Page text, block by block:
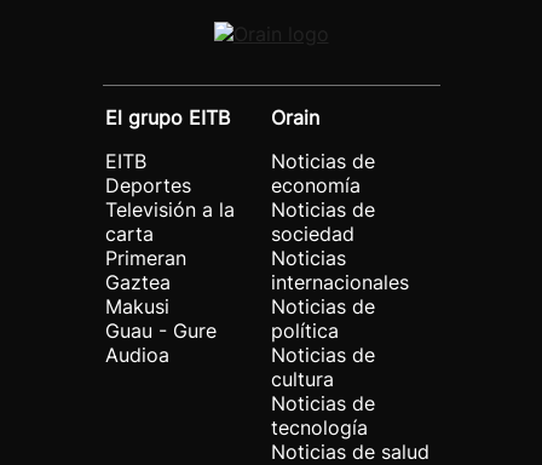
El grupo EITB
EITB
Deportes
Televisión a la
carta
Primeran
Gaztea
Makusi
Guau - Gure
Audioa
Orain
Noticias de
economía
Noticias de
sociedad
Noticias
internacionales
Noticias de
política
Noticias de
cultura
Noticias de
tecnología
Noticias de salud